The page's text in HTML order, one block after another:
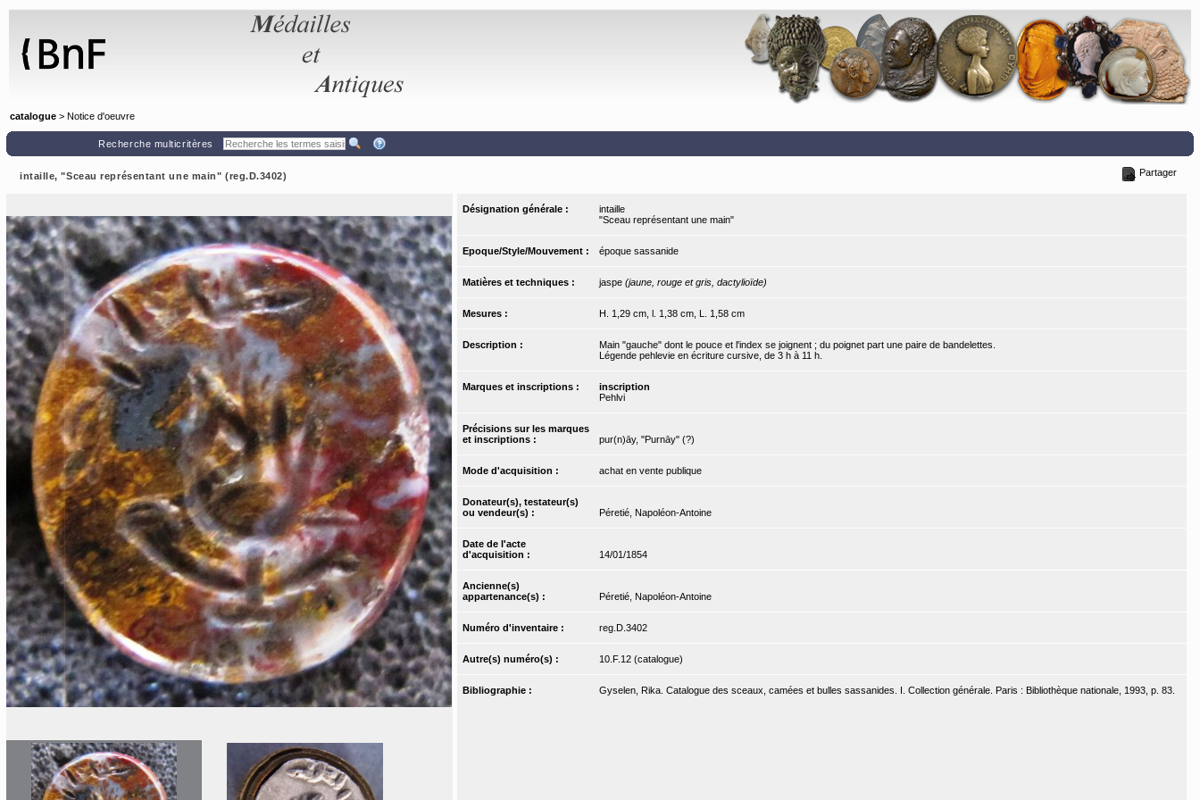
catalogue > Notice d'oeuvre
Recherche multicritères
intaille, "Sceau représentant une main" (reg.D.3402) Partager
Désignation générale :
intaille
"Sceau représentant une main"
Epoque/Style/Mouvement : époque sassanide
Matières et techniques : jaspe (jaune, rouge et gris, dactylioïde)
Mesures : H. 1,29 cm, l. 1,38 cm, L. 1,58 cm
Description :
Main "gauche" dont le pouce et l'index se joignent ; du poignet part une paire de bandelettes.
Légende pehlevie en écriture cursive, de 3 h à 11 h.
Marques et inscriptions :
inscription
Pehlvi
Précisions sur les marques
et inscriptions :
pur(n)āy, "Purnāy" (?)
Mode d'acquisition : achat en vente publique
Donateur(s), testateur(s)
ou vendeur(s) :
Péretié, Napoléon-Antoine
Date de l'acte
d'acquisition :
14/01/1854
Ancienne(s)
appartenance(s) :
Péretié, Napoléon-Antoine
Numéro d'inventaire : reg.D.3402
Autre(s) numéro(s) : 10.F.12 (catalogue)
Bibliographie : Gyselen, Rika. Catalogue des sceaux, camées et bulles sassanides. I. Collection générale. Paris : Bibliothèque nationale, 1993, p. 83.